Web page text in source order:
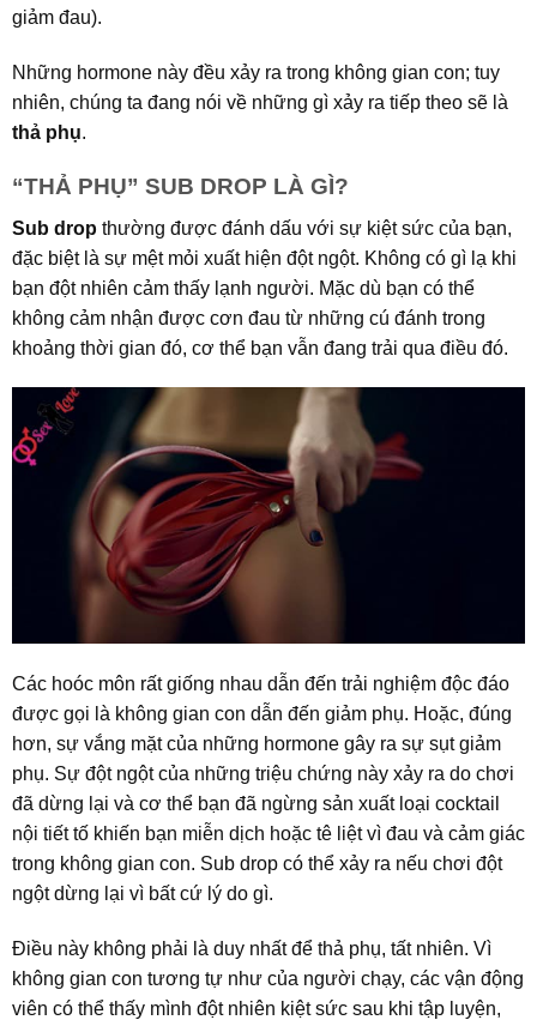
giảm đau).
Những hormone này đều xảy ra trong không gian con; tuy
nhiên, chúng ta đang nói về những gì xảy ra tiếp theo sẽ là
thả phụ.
“THẢ PHỤ” SUB DROP LÀ GÌ?
Sub drop thường được đánh dấu với sự kiệt sức của bạn,
đặc biệt là sự mệt mỏi xuất hiện đột ngột. Không có gì lạ khi
bạn đột nhiên cảm thấy lạnh người. Mặc dù bạn có thể
không cảm nhận được cơn đau từ những cú đánh trong
khoảng thời gian đó, cơ thể bạn vẫn đang trải qua điều đó.
Các hoóc môn rất giống nhau dẫn đến trải nghiệm độc đáo
được gọi là không gian con dẫn đến giảm phụ. Hoặc, đúng
hơn, sự vắng mặt của những hormone gây ra sự sụt giảm
phụ. Sự đột ngột của những triệu chứng này xảy ra do chơi
đã dừng lại và cơ thể bạn đã ngừng sản xuất loại cocktail
nội tiết tố khiến bạn miễn dịch hoặc tê liệt vì đau và cảm giác
trong không gian con. Sub drop có thể xảy ra nếu chơi đột
ngột dừng lại vì bất cứ lý do gì.
Điều này không phải là duy nhất để thả phụ, tất nhiên. Vì
không gian con tương tự như của người chạy, các vận động
viên có thể thấy mình đột nhiên kiệt sức sau khi tập luyện,